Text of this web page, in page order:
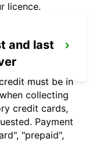
licence.
and last
must be in
collecting
credit cards,
Payment
"prepaid",